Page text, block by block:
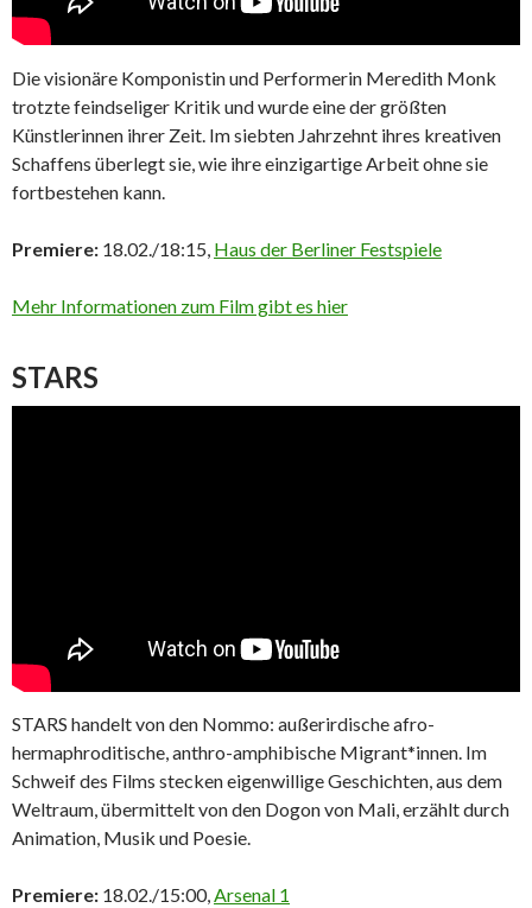
Die visionäre Komponistin und Performerin Meredith Monk
trotzte feindseliger Kritik und wurde eine der größten
Künstlerinnen ihrer Zeit. Im siebten Jahrzehnt ihres kreativen
Schaffens überlegt sie, wie ihre einzigartige Arbeit ohne sie
fortbestehen kann.
Premiere: 18.02./18:15, Haus der Berliner Festspiele
Mehr Informationen zum Film gibt es hier
STARS
STARS handelt von den Nommo: außerirdische afro-
hermaphroditische, anthro-amphibische Migrant*innen. Im
Schweif des Films stecken eigenwillige Geschichten, aus dem
Weltraum, übermittelt von den Dogon von Mali, erzählt durch
Animation, Musik und Poesie.
Premiere: 18.02./15:00,Arsenal 1